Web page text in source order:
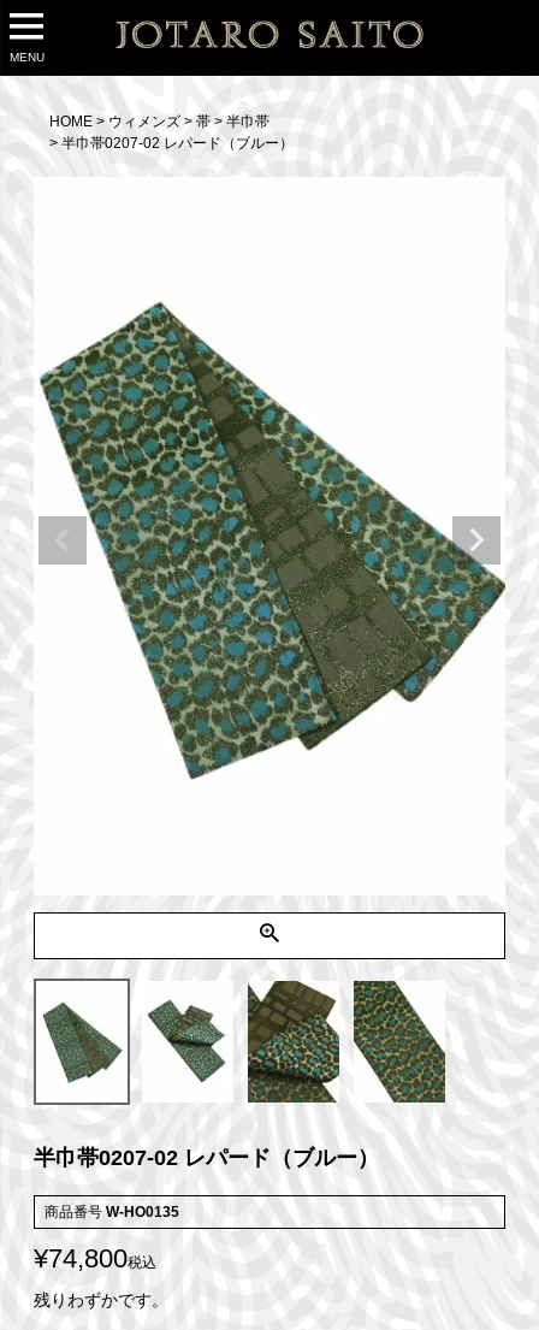
MENU
HOME ウィメンズ 帯
半巾帯
半巾帯0207-02 レパード（ブルー）
半巾帯0207-02 レパード（ブルー）
商品番号 W-HO0135
¥74,800税込
残りわずかです。